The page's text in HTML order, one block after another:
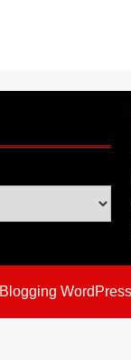
Blogging